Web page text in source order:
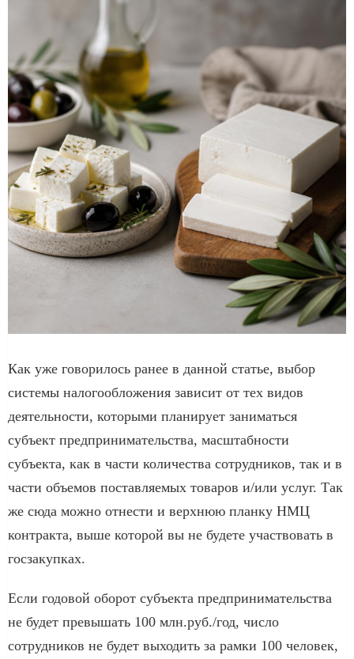
Как уже говорилось ранее в данной статье, выбор
системы налогообложения зависит от тех видов
деятельности, которыми планирует заниматься
субъект предпринимательства, масштабности
субъекта, как в части количества сотрудников, так и в
части объемов поставляемых товаров и/или услуг. Так
же сюда можно отнести и верхнюю планку НМЦ
контракта, выше которой вы не будете участвовать в
госзакупках.
Если годовой оборот субъекта предпринимательства
не будет превышать 100 млн.руб./год, число
сотрудников не будет выходить за рамки 100 человек,